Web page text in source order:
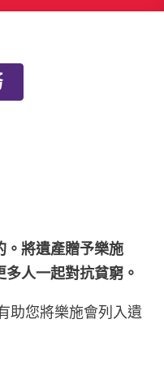
。將遺產贈予樂施
人一起對抗貧窮。
助您將樂施會列入遺